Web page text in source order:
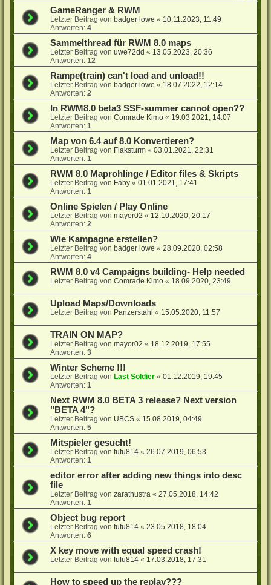
GameRanger & RWM
Letzter Beitrag von badger lowe « 10.11.2023, 11:49
Antworten:4
Sammelthread für RWM 8.0 maps
Letzter Beitrag vonuwe72dd « 13.05.2023, 20:36
Antworten:12
Rampe(train) can't load and unload!!
Letzter Beitrag von badger lowe « 18.07.2022, 12:14
Antworten:2
In RWM8.0 beta3 SSF-summer cannot open??
Letzter Beitrag vonComrade Kimo « 19.03.2021, 14:07
Antworten:1
Map von 6.4 auf 8.0 Konvertieren?
Letzter Beitrag von Flaksturm «03.01.2021, 22:31
Antworten:1
RWM 8.0 Maprohlinge / Editor files & Skripts
Letzter Beitrag von Fäby «01.01.2021, 17:41
Antworten:1
Online Spielen / Play Online
Letzter Beitrag vonmayor02 « 12.10.2020, 20:17
Antworten:2
Wie Kampagne erstellen?
Letzter Beitrag von badger lowe «28.09.2020, 02:58
Antworten:4
RWM 8.0 v4 Campaigns building- Help needed
Letzter Beitrag vonComrade Kimo « 18.09.2020, 23:49
Upload Maps/Downloads
Letzter Beitrag von Panzerstahl « 15.05.2020, 11:57
TRAIN ON MAP?
Letzter Beitrag vonmayor02 « 18.12.2019, 17:55
Antworten:3
Winter Scheme !!!
Letzter Beitrag von Last Soldier «01.12.2019, 19:45
Antworten:1
Next RWM 8.0 BETA 3 release? Next version
"BETA 4"?
Letzter Beitrag von UBCS « 15.08.2019, 04:49
Antworten:5
Mitspieler gesucht!
Letzter Beitrag vonfufu814 «26.07.2019, 06:53
Antworten:1
editor error after adding new things into desc
file
Letzter Beitrag vonzarathustra «27.05.2018, 14:42
Antworten:1
Object bug report
Letzter Beitrag vonfufu814 «23.05.2018, 18:04
Antworten:6
X key move with equal speed crash!
Letzter Beitrag vonfufu814 « 17.03.2018, 17:31
How to speed up the replay???